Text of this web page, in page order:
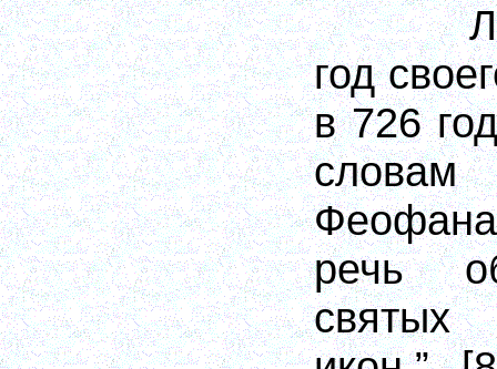
год
в 726
речь
святых